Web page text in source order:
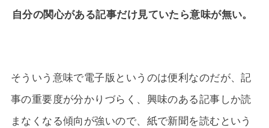
自分の関心がある記事だけ見ていたら意味が無い。
そういう意味で電子版というのは便利なのだが、記
事の重要度が分かりづらく、興味のある記事しか読
まなくなる傾向が強いので、紙で新聞を読むという